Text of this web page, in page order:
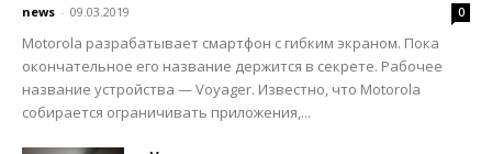
news - 09.03.2019 0
Motorola разрабатывает смартфон с гибким экраном. Пока
окончательное его название держится в секрете. Рабочее
название устройства — Voyager. Известно, что Motorola
собирается ограничивать приложения,...